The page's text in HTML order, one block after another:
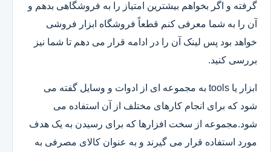
گرفته و اگر بخواهم بیشترین امتیاز را به فروشگاهی بدهم و
آن را به شما معرفی کنم قطعاً فروشگاه ابزار فروشی
خواهد بود پس لینک آن را در ادامه قرار می دهم تا شما نیز
بررسی کنید.
ابزار یا tools به مجموعه ای از ادوات و وسایل گفته می
شود که برای انجام کارهای مختلف از آن استفاده می
شود.مجموعه از سخت افزارها که برای رسیدن به یک هدف
مورد استفاده قرار می گیرند و به عنوان کالای مصرفی به